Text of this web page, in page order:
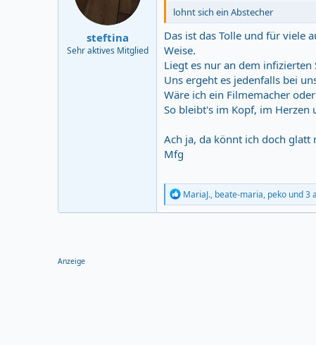
s
:
steftina
Sehr aktives Mitglied
lohnt sich ein Abstecher
Das ist das Tolle und für viele
Weise.
Liegt es nur an dem
Uns ergeht es jedenfalls bei
Wäre ich ein Filmemacher
So bleibt's im Kopf, im Herzen
Ach ja, da könnt ich doch glatt
Mfg
R
e
a
MariaJ., beate-maria, peko und 3
Anzeige